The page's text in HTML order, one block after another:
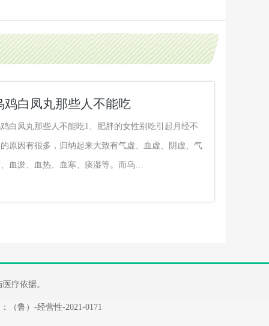
鸡白凤丸那些人不能吃
白凤丸那些人不能吃1、肥胖的女性别吃引起月经不
原因有很多，归纳起来大致有气虚、血虚、阴虚、气
血淤、血热、血寒、痰湿等。而乌…
疗依据。
（鲁）-经营性-2021-0171